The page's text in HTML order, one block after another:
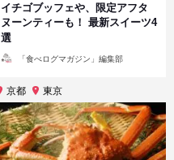
イチゴブッフェや、限定アフタ
ヌーンティーも！ 最新スイーツ4
選
「食べログマガジン」編集部
京都 東京